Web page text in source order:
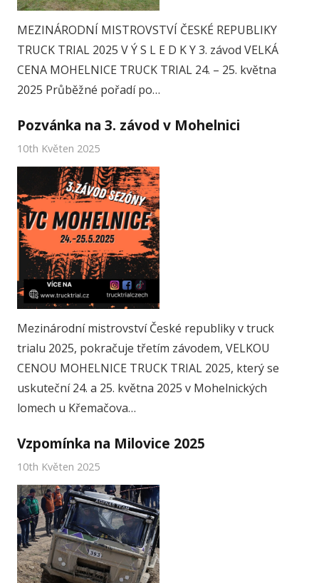
MEZINÁRODNÍ MISTROVSTVÍ ČESKÉ REPUBLIKY
TRUCK TRIAL 2025 V Ý S L E D K Y 3. závod VELKÁ
CENA MOHELNICE TRUCK TRIAL 24. – 25. května
2025 Průběžné pořadí po…
Pozvánka na 3. závod v Mohelnici
10th Květen 2025
Mezinárodní mistrovství České republiky v truck
trialu 2025, pokračuje třetím závodem, VELKOU
CENOU MOHELNICE TRUCK TRIAL 2025, který se
uskuteční 24. a 25. května 2025 v Mohelnických
lomech u Křemačova…
Vzpomínka na Milovice 2025
10th Květen 2025